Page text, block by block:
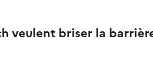
veulent briser la